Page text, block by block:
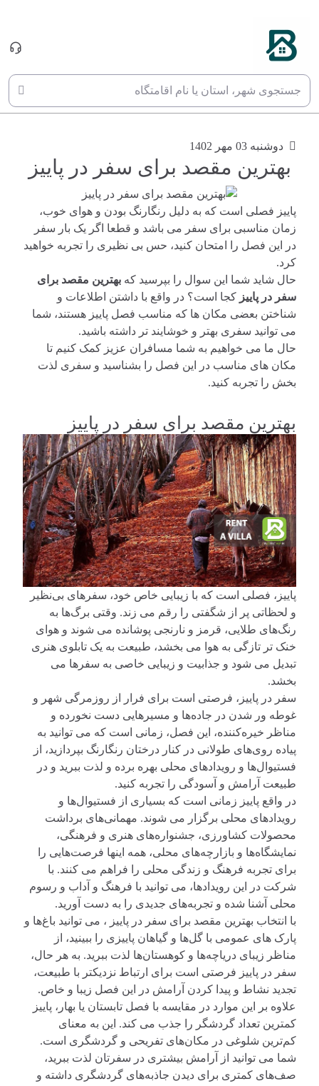
جستجوی شهر، استان یا نام اقامتگاه
وبلاگ
دوشنبه 03 مهر 1402
بهترین مقصد برای سفر در پاییز
پاییز فصلی است که به دلیل رنگارنگ بودن و هوای خوب،
زمان مناسبی برای سفر می باشد و قطعا اگر یک بار سفر
در این فصل را امتحان کنید، حس بی نظیری را تجربه خواهید
کرد.
حال شاید شما این سوال را بپرسید که بهترین مقصد برای
سفر در پاییز کجا است؟ در واقع با داشتن اطلاعات و
شناختن بعضی مکان ها که مناسب فصل پاییز هستند، شما
می توانید سفری بهتر و خوشایند تر داشته باشید.
حال ما می خواهیم به شما مسافران عزیز کمک کنیم تا
مکان های مناسب در این فصل را بشناسید و سفری لذت
بخش را تجربه کنید.
بهترین مقصد برای سفر در پاییز
پاییز، فصلی است که با زیبایی خاص خود، سفرهای بی‌نظیر
و لحظاتی پر از شگفتی را رقم می‌ زند. وقتی برگ‌ها به
رنگ‌های طلایی، قرمز و نارنجی پوشانده می شوند و هوای
خنک‌ تر تازگی به هوا می‌ بخشد، طبیعت به یک تابلوی هنری
تبدیل می‌ شود و جذابیت و زیبایی خاصی به سفرها می‌
بخشد.
سفر در پاییز، فرصتی است برای فرار از روزمرگی شهر و
غوطه ور شدن در جاده‌ها و مسیرهایی دست نخورده و
مناظر خیره‌کننده، این فصل، زمانی است که می‌ توانید به
پیاده‌ روی‌های طولانی در کنار درختان رنگارنگ بپردازید، از
فستیوال‌ها و رویدادهای محلی بهره‌ برده و لذت ببرید و در
طبیعت آرامش و آسودگی را تجربه کنید.
در واقع پاییز زمانی است که بسیاری از فستیوال‌ها و
رویدادهای محلی برگزار می‌ شوند. مهمانی‌های برداشت
محصولات کشاورزی، جشنواره‌های هنری و فرهنگی،
نمایشگاه‌ها و بازارچه‌های محلی، همه اینها فرصت‌هایی را
برای تجربه فرهنگ و زندگی محلی را فراهم می‌ کنند. با
شرکت در این رویدادها، می‌ توانید با فرهنگ و آداب و رسوم
محلی آشنا شده و تجربه‌های جدیدی را به دست آورید.
با انتخاب بهترین مقصد برای سفر در پاییز ، می‌ توانید باغ‌ها و
پارک های عمومی با گل‌ها و گیاهان پاییزی را ببینید، از
مناظر زیبای دریاچه‌ها و کوهستان‌ها لذت ببرید. به هر حال،
سفر در پاییز فرصتی است برای ارتباط نزدیکتر با طبیعت،
تجدید نشاط و پیدا کردن آرامش در این فصل زیبا و خاص.
علاوه بر این موارد در مقایسه با فصل تابستان یا بهار، پاییز
کمترین تعداد گردشگر را جذب می‌ کند. این به معنای
کم‌ترین شلوغی در مکان‌های تفریحی و گردشگری است.
شما می‌ توانید از آرامش بیشتری در سفرتان لذت ببرید،
صف‌های کمتری برای دیدن جاذبه‌های گردشگری داشته و